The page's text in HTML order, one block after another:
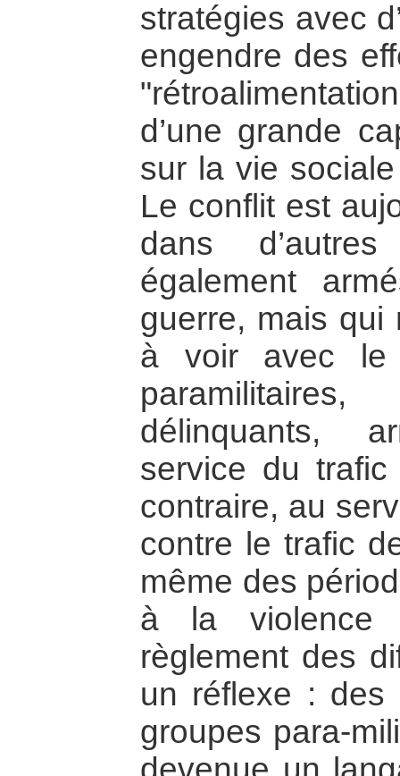
stratégies avec
engendre des
d’une grande
sur la vie
Le conflit est
dans
également
guerre, mais qui
à voir avec le
paramilitaires,
délinquants,
service du
contraire, au
contre le trafic
même des
à la violence
règlement des
un réflexe : des
groupes para-